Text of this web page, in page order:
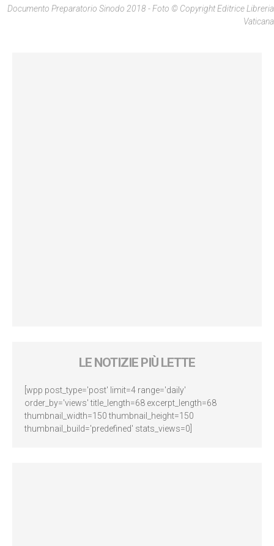
Documento Preparatorio Sinodo 2018 - Foto © Copyright Editrice Libreria
Vaticana
LE NOTIZIE PIÙ LETTE
[wpp post_type='post' limit=4 range='daily'
order_by='views' title_length=68 excerpt_length=68
thumbnail_width=150 thumbnail_height=150
thumbnail_build='predefined' stats_views=0]